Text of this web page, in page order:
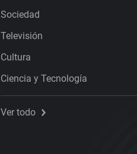
Sociedad
Televisión
Cultura
Ciencia y Tecnología
Ver todo